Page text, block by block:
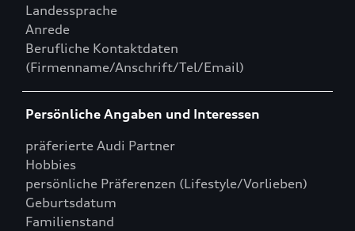
Landessprache
Anrede
Berufliche Kontaktdaten
(Firmenname/Anschrift/Tel/Email)
Persönliche Angaben und Interessen
präferierte Audi Partner
Hobbies
persönliche Präferenzen (Lifestyle/Vorlieben)
Geburtsdatum
Familienstand